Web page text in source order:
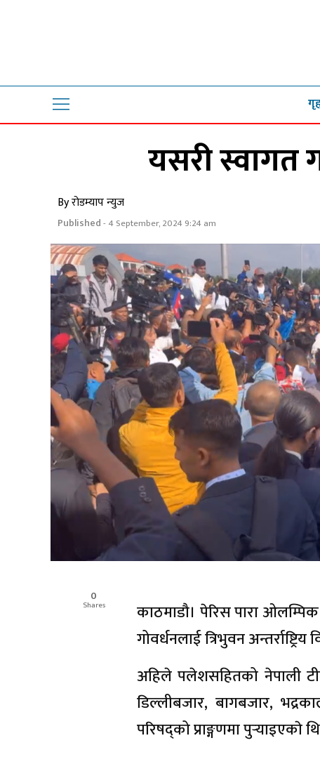
यसरी स्वागत
By रोडम्याप न्युज
Published- 4 September, 2024 9:24 am
0
Shares
काठमाडौ। पेरिस पारा
गोवर्धनलाई त्रिभुवन
अहिले पलेशसहितको नेपाली
डिल्लीबजार, बागबजार,
परिषद्को प्राङ्गणमा पुर्‍याइएकाे